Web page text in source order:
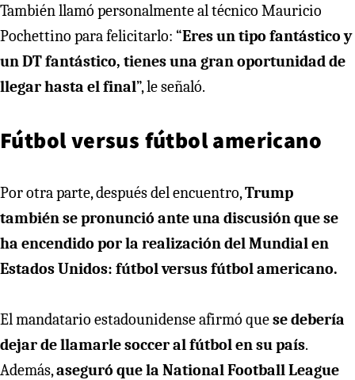
También llamó personalmente al técnico Mauricio
Pochettino para felicitarlo: “Eres un tipo fantástico y
un DT fantástico, tienes una gran oportunidad de
llegar hasta el final”, le señaló.
Fútbol versus fútbol americano
Por otra parte, después del encuentro,Trump
también se pronunció ante una discusión que se
ha encendido por la realización del Mundial en
Estados Unidos: fútbol versus fútbol americano.
El mandatario estadounidense afirmó quese debería
dejar de llamarle soccer al fútbol en su país.
Además,aseguró que la National Football League